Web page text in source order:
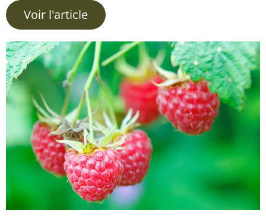
Voir l'article